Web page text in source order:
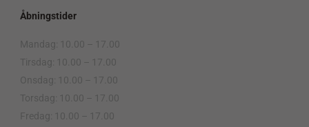
Åbningstider
Mandag: 10.00 – 17.00
Tirsdag: 10.00 – 17.00
Onsdag: 10.00 – 17.00
Torsdag: 10.00 – 17.00
Fredag: 10.00 – 17.00